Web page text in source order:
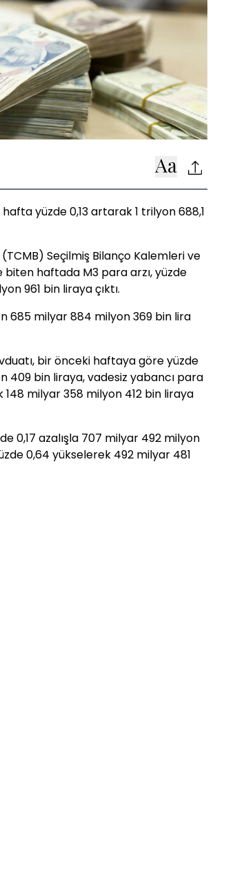
yüzde 0,13 artarak 1 trilyon 688,1
Seçilmiş Bilanço Kalemleri ve
biten haftada M3 para arzı, yüzde
961 bin liraya çıktı.
685 milyar 884 milyon 369 bin lira
bir önceki haftaya göre yüzde
409 bin liraya, vadesiz yabancı para
milyar 358 milyon 412 bin liraya
0,17 azalışla 707 milyar 492 milyon
0,64 yükselerek 492 milyar 481